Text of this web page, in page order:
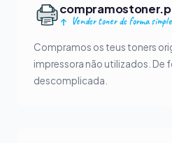
Vender toner de forma
Compramos os teus toners
impressora não utilizados. De
descomplicada.